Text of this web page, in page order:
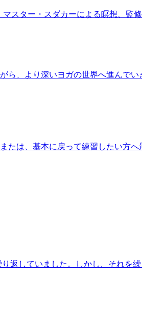
マスター・スダカーによる瞑想、
ら、より深いヨガの世界へ進んでい
たは、基本に戻って練習したい方へ
返していました。しかし、それを